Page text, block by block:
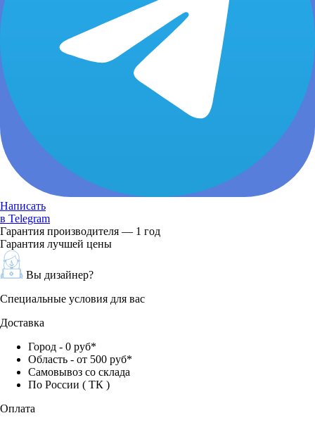
Написать
в Telegram
Гарантия производителя — 1 год
Гарантия лучшей цены
Вы дизайнер?
Специальные условия для вас
Доставка
Город - 0 руб*
Область - от 500 руб*
Самовывоз со склада
По России ( ТК )
Оплата